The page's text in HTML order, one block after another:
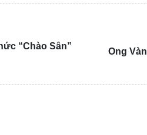
“Chào Sân”
Ong